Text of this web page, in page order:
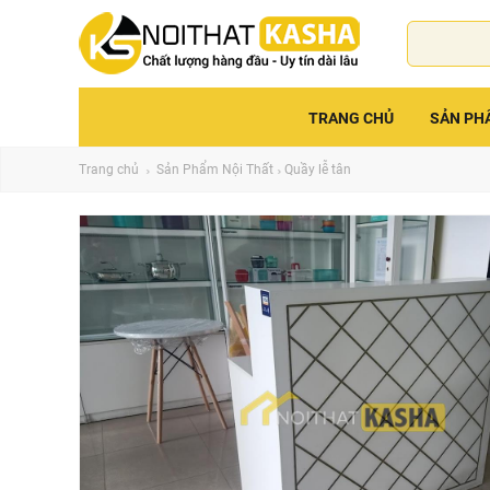
TRANG CHỦ SẢN
Trang chủ Sản Phẩm Nội Thất Quầy lễ tân